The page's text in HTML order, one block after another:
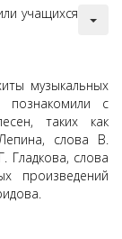
учащихся
музыкальных
познакомили с
таких как
слова В.
Гладкова, слова
произведений